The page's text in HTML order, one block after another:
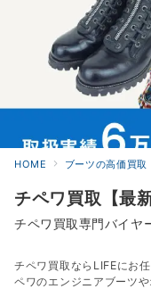
HOME ブーツの高価買取
チペワ買取【最
チペワ買取専門バイヤ
チペワ買取ならLIFEにお
ペワのエンジニアブーツ